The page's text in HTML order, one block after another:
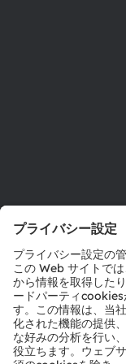
お問い合わせ
テクニカルサポート
パートナーネットワ
通報